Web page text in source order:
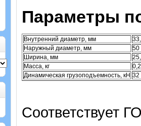
Параметры
Внутренний диаметр, мм
Наружный диаметр, мм
50
Ширина, мм
Масса, кг
Динамическая грузоподъемность, кН 32
Соответствует